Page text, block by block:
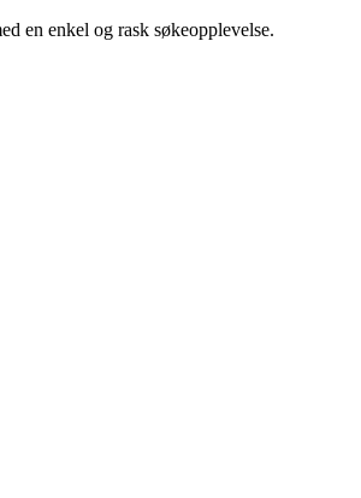
en enkel og rask søkeopplevelse.